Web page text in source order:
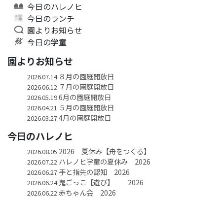
今日のハレノヒ
今日のランチ
園よりお知らせ
今日の学童
園よりお知らせ
2026.07.14８月の園庭開放日
2026.06.12 ７月の園庭開放日
2026.05.196月の園庭開放日
2026.04.21 ５月の園庭開放日
2026.03.274月の園庭開放日
今日のハレノヒ
2026.08.05 2026 夏休み【舟をつくる】
2026.07.22 ハレノヒ学童の夏休み 2026
2026.06.27手と指先の認知 2026
2026.06.24鬼ごっこ【遊び】 2026
2026.06.22赤ちゃん会 2026